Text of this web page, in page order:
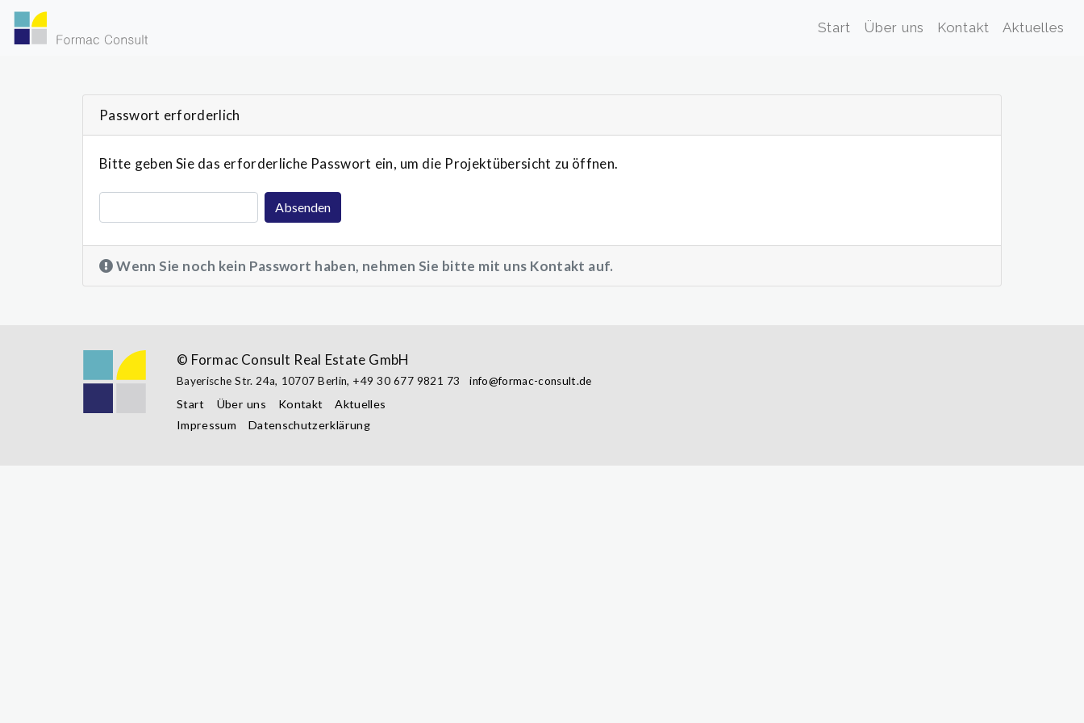
Start Über uns Kontakt Aktuelles
Passwort erforderlich
Bitte geben Sie das erforderliche Passwort ein, um die Projektübersicht zu öffnen.
Absenden
Wenn Sie noch kein Passwort haben, nehmen Sie bitte mit uns Kontakt auf.
© Formac Consult Real Estate GmbH
Bayerische Str. 24a, 10707 Berlin, +49 30 677 9821 73 info@formac-consult.de
Start Über uns Kontakt
Aktuelles
Impressum
Datenschutzerklärung